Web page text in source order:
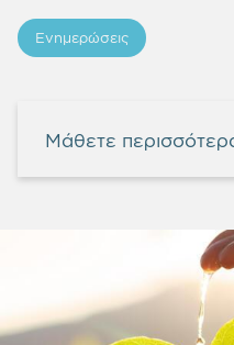
Ενημερώσεις
Μάθετε